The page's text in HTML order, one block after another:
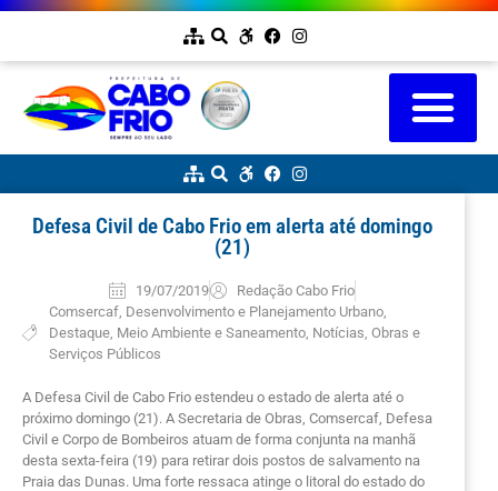
Defesa Civil de Cabo Frio em alerta até domingo
(21)
19/07/2019
Redação Cabo Frio
Comsercaf, Desenvolvimento e Planejamento Urbano,
Destaque, Meio Ambiente e Saneamento, Notícias Obras e
Serviços Públicos
A Defesa Civil de Cabo Frio estendeu o estado de alerta até o
próximo domingo (21). A Secretaria de Obras, Comsercaf, Defesa
Civil e Corpo de Bombeiros atuam de forma conjunta na manhã
desta sexta-feira (19) para retirar dois postos de salvamento na
Praia das Dunas. Uma forte ressaca atinge o litoral do estado do